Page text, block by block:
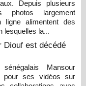
Depuis plusieurs
photos largement
ligne alimentent des
lesquelles la...
Diouf est décédé
sénégalais Mansour
pour ses vidéos sur